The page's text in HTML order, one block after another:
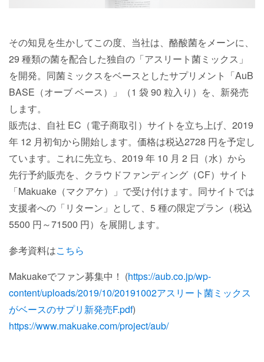
その知見を生かしてこの度、当社は、酪酸菌をメーンに、
29 種類の菌を配合した独自の「アスリート菌ミックス」
を開発。同菌ミックスをベースとしたサプリメント「AuB
BASE（オーブ ベース）」（1 袋 90 粒入り）を、新発売
します。
販売は、自社 EC（電子商取引）サイトを立ち上げ、2019
年 12 月初旬から開始します。価格は税込2728 円を予定し
ています。これに先立ち、2019 年 10 月 2 日（水）から
先行予約販売を、クラウドファンディング（CF）サイト
「Makuake（マクアケ）」で受け付けます。同サイトでは
支援者への「リターン」として、5 種の限定プラン（税込
5500 円～71500 円）を展開します。
参考資料はこちら
Makuakeでファン募集中！ (https://aub.co.jp/wp-
content/uploads/2019/10/20191002アスリート菌ミックス
がベースのサプリ新発売F.pdf)
https://www.makuake.com/project/aub/